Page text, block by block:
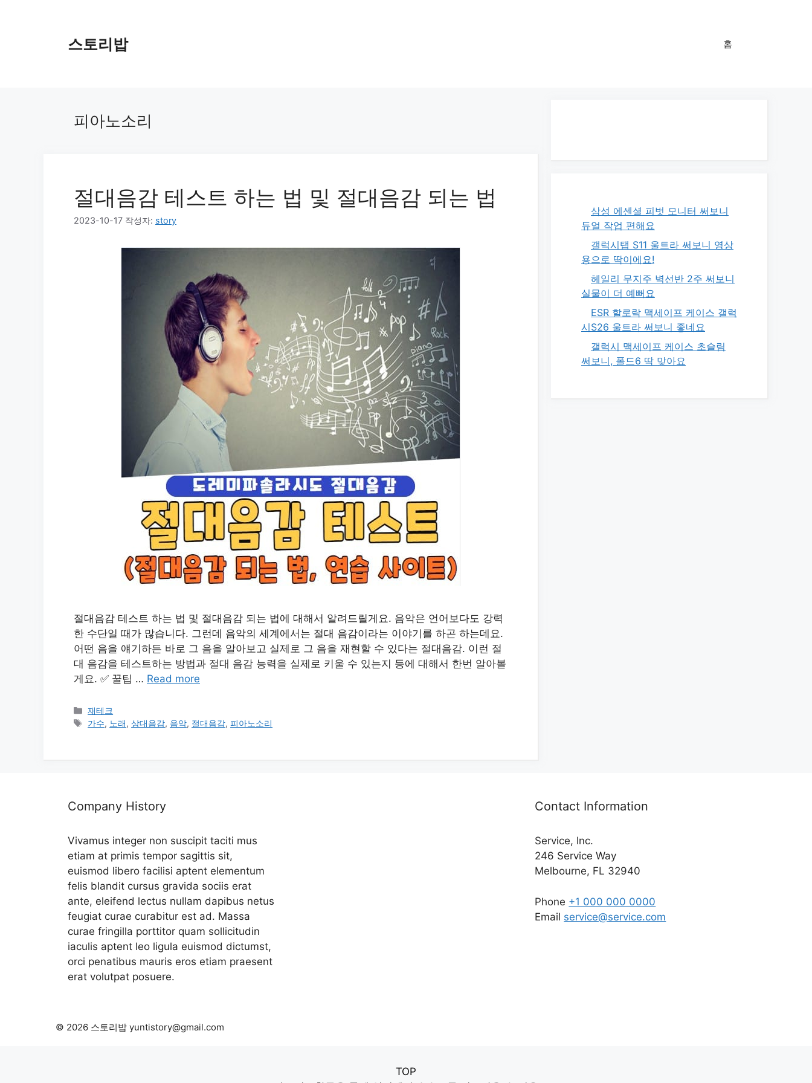
스토리밥 홈
피아노소리
절대음감 테스트 하는 법 및 절대음감 되는 법
2023-10-17 작성자: story
절대음감 테스트 하는 법 및 절대음감 되는 법에 대해서 알려드릴게요. 음악은 언어보다도 강력
한 수단일 때가 많습니다. 그런데 음악의 세계에서는 절대 음감이라는 이야기를 하곤 하는데요.
어떤 음을 얘기하든 바로 그 음을 알아보고 실제로 그 음을 재현할 수 있다는 절대음감. 이런 절
대 음감을 테스트하는 방법과 절대 음감 능력을 실제로 키울 수 있는지 등에 대해서 한번 알아볼
게요. ✅ 꿀팁 … Read more
카
테
재테크
태
가수, 노래,상대음감, 음악, 절대음감,피아노소리
삼성 에센셜 피벗 모니터 써보니
듀얼 작업 편해요
갤럭시탭 S11 울트라 써보니 영상
용으로 딱이에요!
헤일리 무지주 벽선반 2주 써보니
실물이 더 예뻐요
ESR 할로락 맥세이프 케이스 갤럭
시S26 울트라 써보니 좋네요
갤럭시 맥세이프 케이스 초슬림
써보니, 폴드6 딱 맞아요
Company History
Vivamus integer non suscipit taciti mus
etiam at primis tempor sagittis sit,
euismod libero facilisi aptent elementum
felis blandit cursus gravida sociis erat
ante, eleifend lectus nullam dapibus netus
feugiat curae curabitur est ad. Massa
curae fringilla porttitor quam sollicitudin
iaculis aptent leo ligula euismod dictumst,
orci penatibus mauris eros etiam praesent
erat volutpat posuere.
Contact Information
Service, Inc.
246 Service Way
Melbourne, FL 32940
Phone +1 000 000 0000
Email service@service.com
© 2026 스토리밥 yuntistory@gmail.com
TOP